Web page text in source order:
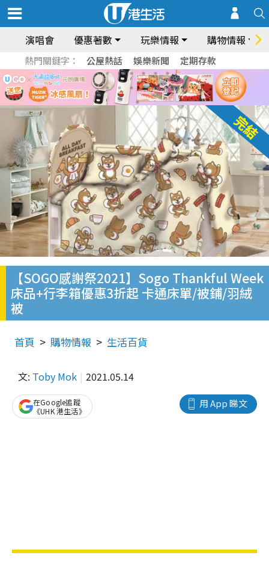
演唱會 優惠著數 玩樂情報 購物情報
熱門關鍵字： 公屋熱話 娛樂新聞 定期存款
【SOGO感謝祭2021】Sogo Thankful Week
床品+行李箱優惠3折起 卡通床單/被鋪/羽絨
被
首頁 購物情報 生活百貨
文: Toby Mok 2021.05.14
用 App 睇文
在Google追蹤
《UHK 港生活》